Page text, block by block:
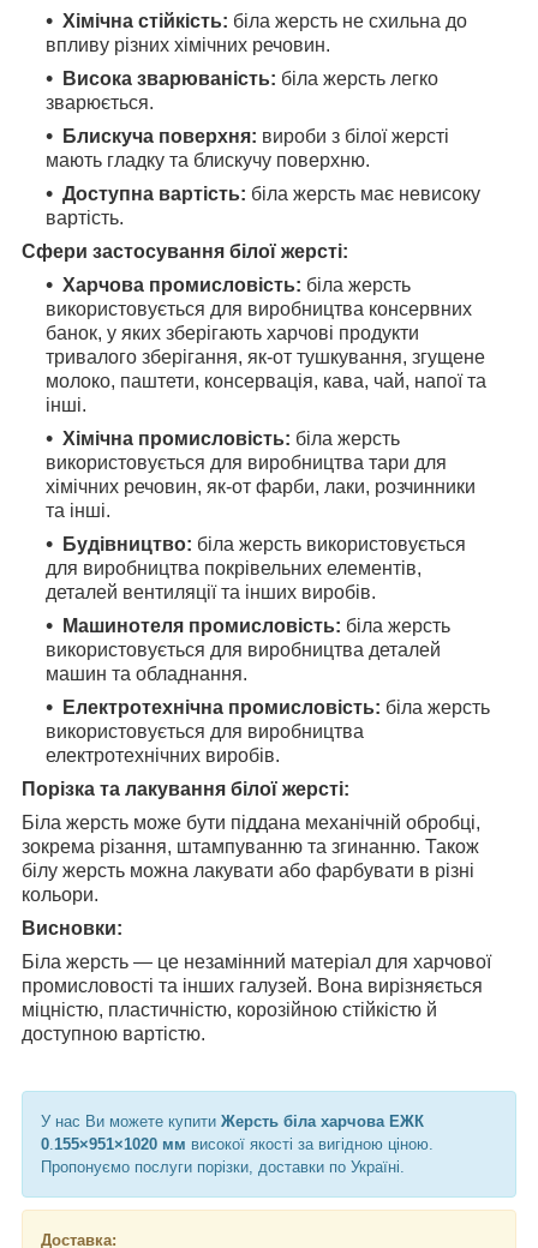
Хімічна стійкість: біла жерсть не схильна до
впливу різних хімічних речовин.
Висока зварюваність: біла жерсть легко
зварюється.
Блискуча поверхня: вироби з білої жерсті
мають гладку та блискучу поверхню.
Доступна вартість: біла жерсть має невисоку
вартість.
Сфери застосування білої жерсті:
Харчова промисловість: біла жерсть
використовується для виробництва консервних
банок, у яких зберігають харчові продукти
тривалого зберігання, як-от тушкування, згущене
молоко, паштети, консервація, кава, чай, напої та
інші.
Хімічна промисловість: біла жерсть
використовується для виробництва тари для
хімічних речовин, як-от фарби, лаки, розчинники
та інші.
Будівництво: біла жерсть використовується
для виробництва покрівельних елементів,
деталей вентиляції та інших виробів.
Машинотеля промисловість: біла жерсть
використовується для виробництва деталей
машин та обладнання.
Електротехнічна промисловість: біла жерсть
використовується для виробництва
електротехнічних виробів.
Порізка та лакування білої жерсті:
Біла жерсть може бути піддана механічній обробці,
зокрема різання, штампуванню та згинанню. Також
білу жерсть можна лакувати або фарбувати в різні
кольори.
Висновки:
Біла жерсть — це незамінний матеріал для харчової
промисловості та інших галузей. Вона вирізняється
міцністю, пластичністю, корозійною стійкістю й
доступною вартістю.
У нас Ви можете купити Жерсть біла харчова ЕЖК
0.155×951×1020 мм високої якості за вигідною ціною.
Пропонуємо послуги порізки, доставки по Україні.
Доставка: